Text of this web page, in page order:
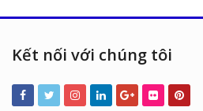
Kết nối với chúng tôi